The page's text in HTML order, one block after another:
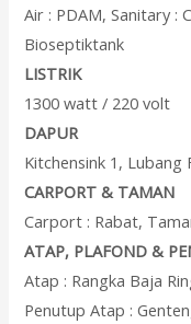
Air : PDAM, Sanitary :
Bioseptiktank
LISTRIK
1300 watt / 220 volt
DAPUR
Kitchensink 1, Lubang
CARPORT & TAMAN
Carport : Rabat,
ATAP, PLAFOND &
Atap : Rangka Baja
Penutup Atap :